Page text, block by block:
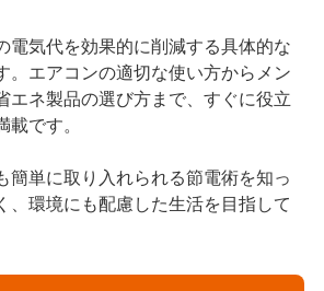
電気代を効果的に削減する具体的な
。エアコンの適切な使い方からメン
エネ製品の選び方まで、すぐに役立
載です。
簡単に取り入れられる節電術を知っ
、環境にも配慮した生活を目指して